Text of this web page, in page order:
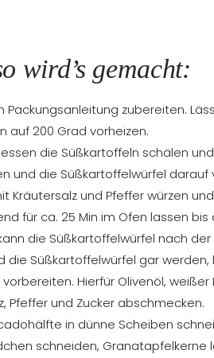
wird’s gemacht:
Packungsanleitung zubereiten.
auf 200 Grad vorheizen.
die Süßkartoffeln schälen
und die Süßkartoffelwürfel
Kräutersalz und Pfeffer würzen
für ca. 25 Min im Ofen lassen
die Süßkartoffelwürfel nach
die Süßkartoffelwürfel gar
Hierfür Olivenöl,
Pfeffer und Zucker abschmecken.
in dünne Scheiben
schneiden, Granatapfelkerne